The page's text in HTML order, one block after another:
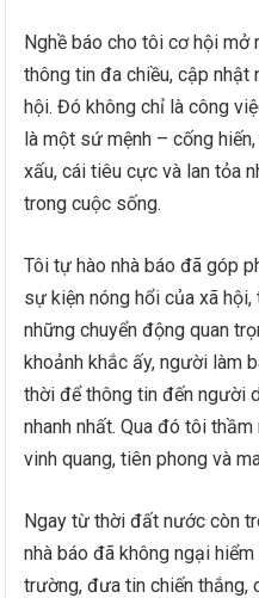
Nghề báo cho tôi cơ hội mở
thông tin đa chiều, cập
hội. Đó không chỉ là công
là một sứ mệnh – cống
xấu, cái tiêu cực và lan tỏa
trong cuộc sống.
Tôi tự hào nhà báo đã góp
sự kiện nóng hổi của xã
những chuyển động quan
khoảnh khắc ấy, người làm
thời để thông tin đến người
nhanh nhất. Qua đó tôi
vinh quang, tiên phong và
Ngay từ thời đất nước còn
nhà báo đã không ngại
trường, đưa tin chiến thắng,